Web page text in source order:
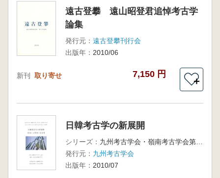
遠古登攀 遠山昭登君追悼考古学
論集
発行元： 遠古登攀刊行会
出版年： 2010/06
新刊 取り寄せ 7,150 円
＋
日韓考古学の新展開
シリーズ：
九州考古学会・嶺南考古学会第9回合同考古学大会
発行元： 九州考古学会
出版年： 2010/07